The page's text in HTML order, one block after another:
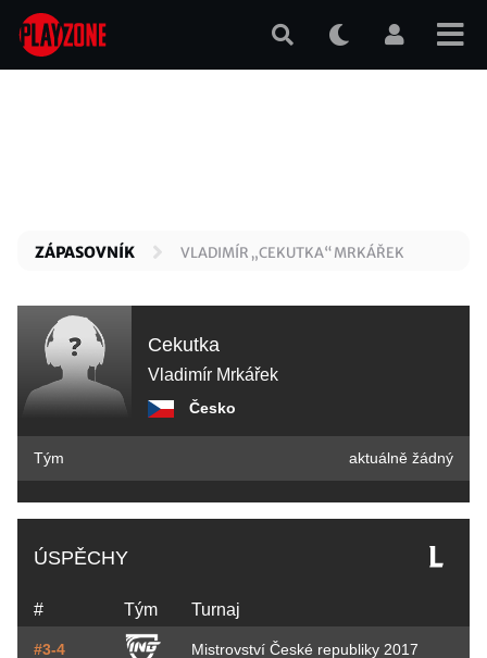
Přejít
hlavnímu
ZÁPASOVNÍK VLADIMÍR „CEKUTKA“ MRKÁŘEK
Cekutka
Vladimír Mrkářek
Česko
Tým aktuálně žádný
ÚSPĚCHY
# Tým Turnaj
#3-4 Mistrovství České republiky 2017